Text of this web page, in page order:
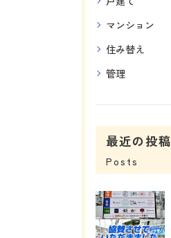
マンション
住み替え
管理
最近の投稿
Posts